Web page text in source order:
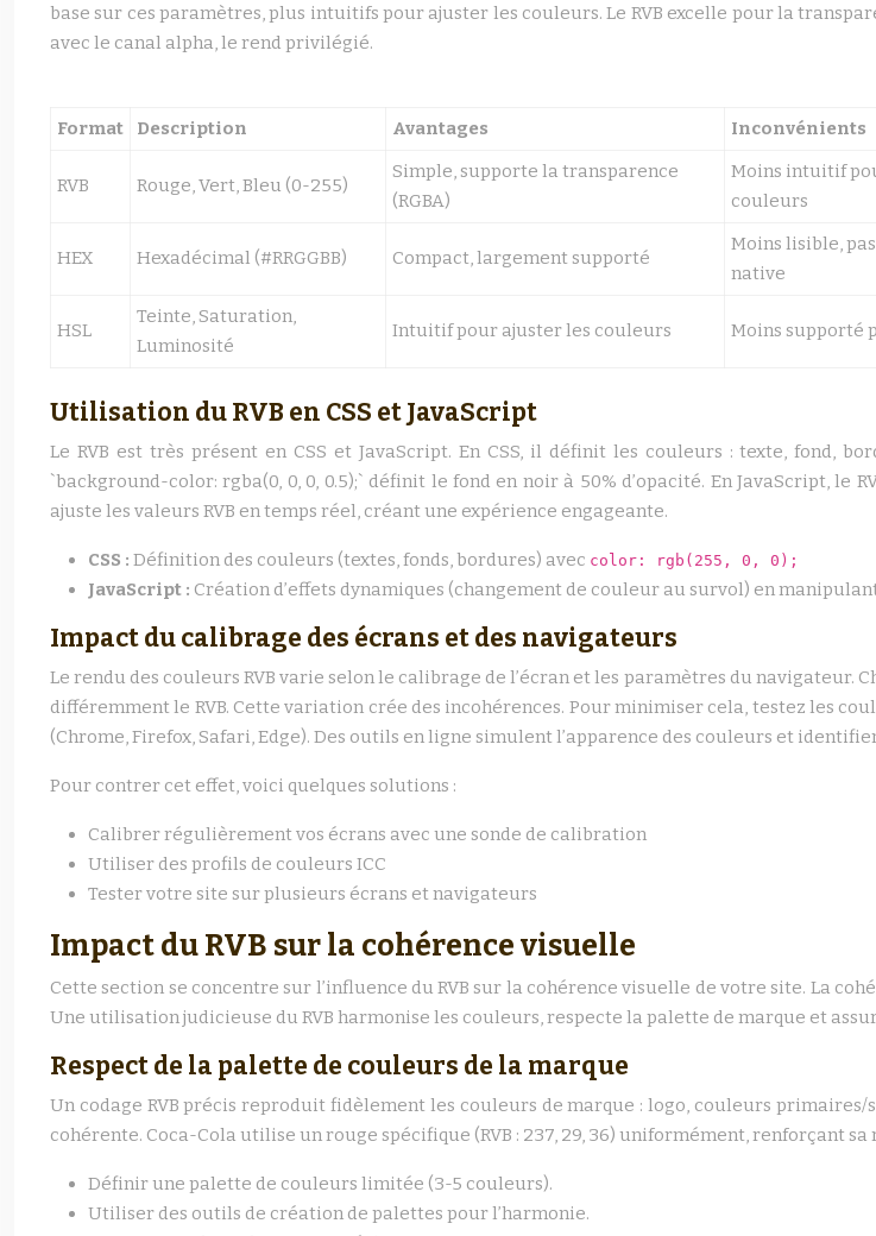
base sur ces paramètres, plus intuitifs pour ajuster les couleurs. Le RVB excelle pour la
avec le canal alpha, le rend privilégié.
Format Description Avantages Inconvénients
RVB Rouge, Vert, Bleu (0-255)
Simple, supporte la transparence
(RGBA)
Moins intuitif
couleurs
HEX Hexadécimal (#RRGGBB) Compact, largement supporté
Moins lisible,
native
HSL
Teinte, Saturation,
Luminosité
Intuitif pour ajuster les couleurs Moins supporté
Utilisation du RVB en CSS et JavaScript
Le RVB est très présent en CSS et JavaScript. En CSS, il définit les couleurs : texte, fond,
`background-color: rgba(0, 0, 0, 0.5);` définit le fond en noir à 50% d’opacité. En JavaScript,
ajuste les valeurs RVB en temps réel, créant une expérience engageante.
CSS : Définition des couleurs (textes, fonds, bordures) avec color: rgb(255, 0, 0);
JavaScript : Création d’effets dynamiques (changement de couleur au survol) en manipulant
Impact du calibrage des écrans et des navigateurs
Le rendu des couleurs RVB varie selon le calibrage de l’écran et les paramètres du
différemment le RVB. Cette variation crée des incohérences. Pour minimiser cela, testez les
(Chrome, Firefox, Safari, Edge). Des outils en ligne simulent l’apparence des couleurs et
Pour contrer cet effet, voici quelques solutions :
Calibrer régulièrement vos écrans avec une sonde de calibration
Utiliser des profils de couleurs ICC
Tester votre site sur plusieurs écrans et navigateurs
Impact du RVB sur la cohérence visuelle
Cette section se concentre sur l’influence du RVB sur la cohérence visuelle de votre site. La
Une utilisation judicieuse du RVB harmonise les couleurs, respecte la palette de marque et
Respect de la palette de couleurs de la marque
Un codage RVB précis reproduit fidèlement les couleurs de marque : logo, couleurs
cohérente. Coca-Cola utilise un rouge spécifique (RVB : 237, 29, 36) uniformément, renforçant sa
Définir une palette de couleurs limitée (3-5 couleurs).
Utiliser des outils de création de palettes pour l’harmonie.